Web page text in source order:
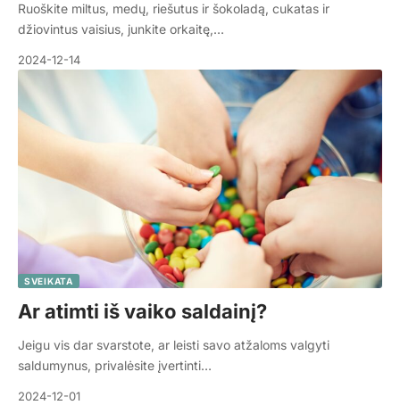
Ruoškite miltus, medų, riešutus ir šokoladą, cukatas ir
džiovintus vaisius, junkite orkaitę,…
2024-12-14
SVEIKATA
Ar atimti iš vaiko saldainį?
Jeigu vis dar svarstote, ar leisti savo atžaloms valgyti
saldumynus, privalėsite įvertinti…
2024-12-01